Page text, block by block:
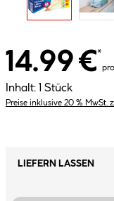
14.99 €*
Inhalt: 1 Stück
Preise inklusive 20 % MwSt.
LIEFERN LASSEN